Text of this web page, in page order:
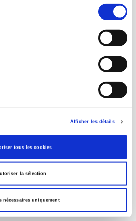
Afficher les détails
tous les cookies
la sélection
nécessaires uniquement
sciences humaines et sociales, les
depuis leur création en 1976
et des idées
européenne